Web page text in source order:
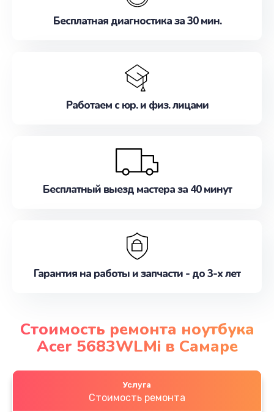
Бесплатная диагностика за 30 мин.
Работаем с юр. и физ. лицами
Бесплатный выезд мастера за 40 минут
Гарантия на работы и запчасти - до 3-х лет
Стоимость ремонта ноутбука
Acer 5683WLMi в Самаре
Услуга
Стоимость ремонта